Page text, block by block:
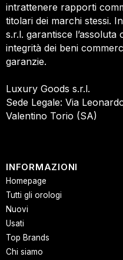
intrattenere rapporti
titolari dei marchi stessi.
s.r.l. garantisce
integrità dei beni
garanzie.
Luxury Goods s.r.l.
Sede Legale: Via
Valentino Torio (SA)
INFORMAZIONI
Homepage
Tutti gli orologi
Nuovi
Usati
Top Brands
Chi siamo